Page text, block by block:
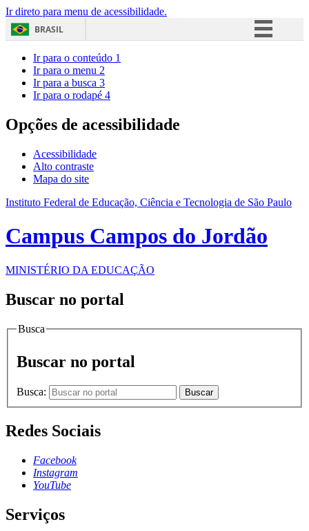
Ir direto para menu de acessibilidade.
BRASIL
Acesso à informação
Ir para o conteúdo 1
Ir para o menu 2
Ir para a busca 3
Ir para o rodapé 4
Opções de acessibilidade
Acessibilidade
Alto contraste
Mapa do site
Instituto Federal de Educação, Ciência e Tecnologia de São Paulo
Campus Campos do Jordão
MINISTÉRIO DA EDUCAÇÃO
Buscar no portal
Busca
Buscar no portal
Busca: Buscar
Redes Sociais
Facebook
Instagram
YouTube
Serviços